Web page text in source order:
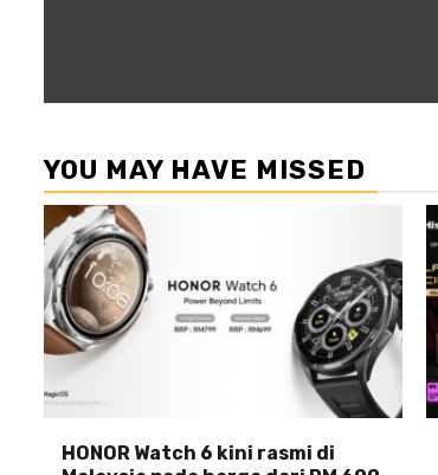
YOU MAY HAVE MISSED
HONOR Watch 6 kini rasmi di